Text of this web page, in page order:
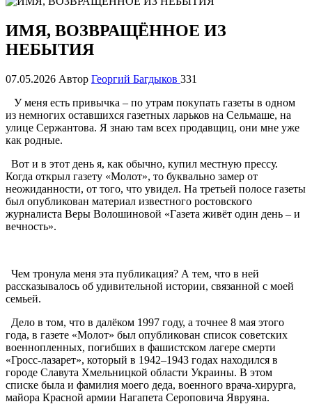
ИМЯ, ВОЗВРАЩЁННОЕ ИЗ
НЕБЫТИЯ
07.05.2026 Автор Георгий Багдыков 331
У меня есть привычка – по утрам покупать газеты в одном
из немногих оставшихся газетных ларьков на Сельмаше, на
улице Сержантова. Я знаю там всех продавщиц, они мне уже
как родные.
Вот и в этот день я, как обычно, купил местную прессу.
Когда открыл газету «Молот», то буквально замер от
неожиданности, от того, что увидел. На третьей полосе газеты
был опубликован материал известного ростовского
журналиста Веры Волошиновой «Газета живёт один день – и
вечность».
Чем тронула меня эта публикация? А тем, что в ней
рассказывалось об удивительной истории, связанной с моей
семьей.
Дело в том, что в далёком 1997 году, а точнее 8 мая этого
года, в газете «Молот» был опубликован список советских
военнопленных, погибших в фашистском лагере смерти
«Гросс-лазарет», который в 1942–1943 годах находился в
городе Славута Хмельницкой области Украины. В этом
списке была и фамилия моего деда, военного врача-хирурга,
майора Красной армии Нагапета Сероповича Явруяна.